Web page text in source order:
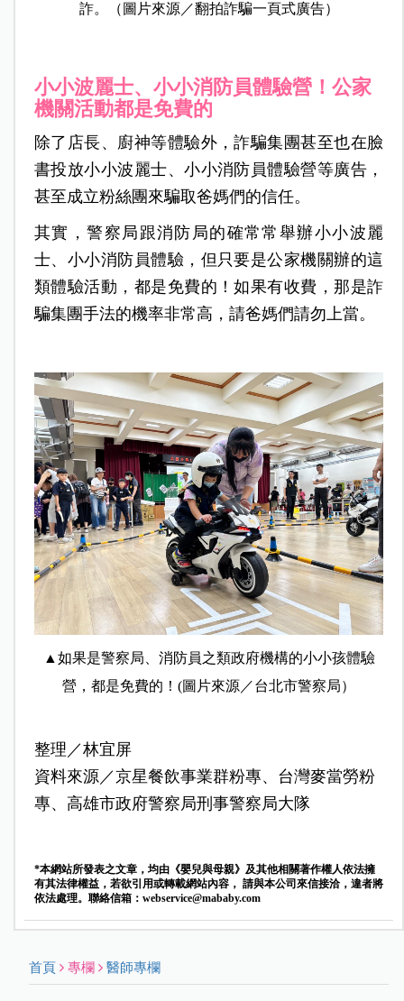
詐。（圖片來源／翻拍詐騙一頁式廣告）
小小波麗士、小小消防員體驗營！公家
機關活動都是免費的
除了店長、廚神等體驗外，詐騙集團甚至也在臉
書投放小小波麗士、小小消防員體驗營等廣告，
甚至成立粉絲團來騙取爸媽們的信任。
其實，警察局跟消防局的確常常舉辦小小波麗
士、小小消防員體驗，但只要是公家機關辦的這
類體驗活動，都是免費的！如果有收費，那是詐
騙集團手法的機率非常高，請爸媽們請勿上當。
▲如果是警察局、消防員之類政府機構的小小孩體驗
營，都是免費的！(圖片來源／台北市警察局）
整理／林宜屏
資料來源／京星餐飲事業群粉專、台灣麥當勞粉
專、高雄市政府警察局刑事警察局大隊
*本網站所發表之文章，均由《嬰兒與母親》及其他相關著作權人依法擁
有其法律權益，若欲引用或轉載網站內容， 請與本公司來信接洽，違者將
依法處理。聯絡信箱： webservice@mababy.com
首頁 專欄 醫師專欄